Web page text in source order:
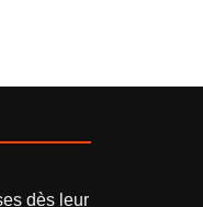
dès leur